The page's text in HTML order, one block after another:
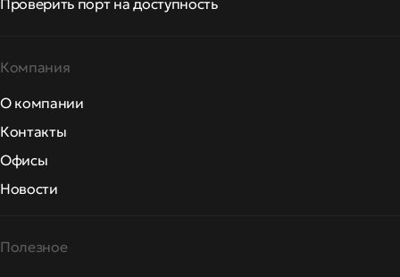
Проверить порт на доступность
Компания
О компании
Контакты
Офисы
Новости
Полезное